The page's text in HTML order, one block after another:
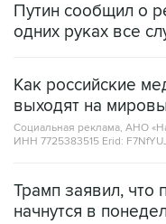
Путин сообщил о
одних руках все
Как российские
выходят на
Социальная реклама, АНО
ИНН 7725383515 Erid:
Трамп заявил,
начнутся в